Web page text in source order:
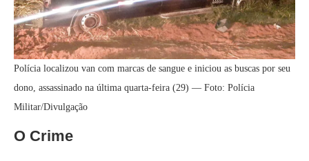
Polícia localizou van com marcas de sangue e iniciou as buscas por seu
dono, assassinado na última quarta-feira (29) — Foto: Polícia
Militar/Divulgação
O Crime